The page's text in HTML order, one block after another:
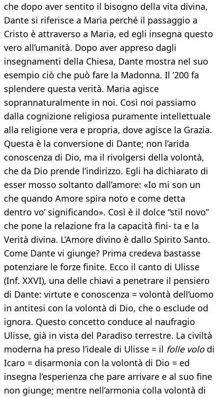
che dopo aver sentito il bisogno della vita divina,
Dante si riferisce a Maria perché il passaggio a
Cristo è attraverso a Maria, ed egli insegna questo
vero all’umanità. Dopo aver appreso dagli
insegnamenti della Chiesa, Dante mostra nel suo
esempio ciò che può fare la Madonna. Il ’200 fa
splendere questa verità. Maria agisce
soprannaturalmente in noi. Così noi passiamo
dalla cognizione religiosa puramente intellettuale
alla religione vera e propria, dove agisce la Grazia.
Questa è la conversione di Dante; non l’arida
conoscenza di Dio, ma il rivolgersi della volontà,
che da Dio prende l’indirizzo. Egli ha dichiarato di
esser mosso soltanto dall’amore: «Io mi son un
che quando Amore spira noto e come detta
dentro vo’ significando». Così è il dolce “stil novo”
che pone la relazione fra la capacità fini- ta e la
Verità divina. L’Amore divino è dallo Spirito Santo.
Come Dante vi giunge? Prima credeva bastasse
potenziare le forze finite. Ecco il canto di Ulisse
(Inf. XXVI), una delle chiavi a penetrare il pensiero
di Dante: virtute e conoscenza = volontà dell’uomo
in antitesi con la volontà di Dio, che o esclude od
ignora. Questo concetto conduce al naufragio
Ulisse, già in vista del Paradiso terrestre. La civiltà
moderna ha preso l’ideale di Ulisse = il folle volodi
Icaro = disarmonia con la volontà di Dio = ed
insegna l’esperienza che pare arrivare e al suo fine
non giunge; mentre nell’armonia colla volontà di